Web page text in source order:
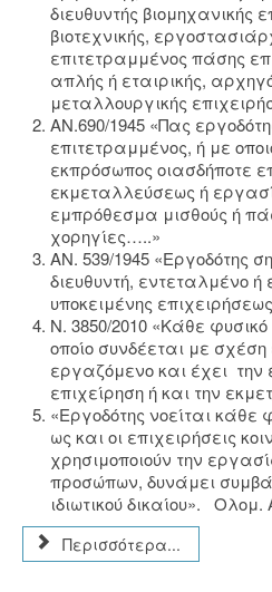
διευθυντής βιομηχανικής
βιοτεχνικής,
επιτετραμμένος πάσης
απλής ή εταιρικής,
μεταλλουργικής
ΑΝ.690/1945 «Πας
επιτετραμμένος, ή με
εκπρόσωπος οιασδήποτε
εκμεταλλεύσεως ή
εμπρόθεσμα μισθούς ή
χορηγίες…..»
ΑΝ. 539/1945 «Εργοδότης
διευθυντή, εντεταλμένο
υποκειμένης
Ν. 3850/2010 «Κάθε
οποίο συνδέεται με
εργαζόμενο και έχει την
επιχείρηση ή και την
«Εργοδότης νοείται κάθε
ως και οι επιχειρήσεις
χρησιμοποιούν την
προσώπων, δυνάμει
ιδιωτικού δικαίου».
Περισσότερα...